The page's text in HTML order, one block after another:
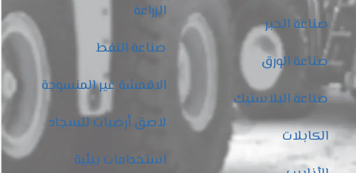
صناعة الحبر
صناعة الورق
صناعة البلاستيك
الكابلات
الزراعة
صناعة النفط
الاقمشة غير المنسوجة
لاصق أرضيات للسجاد
استخدامات بيئية